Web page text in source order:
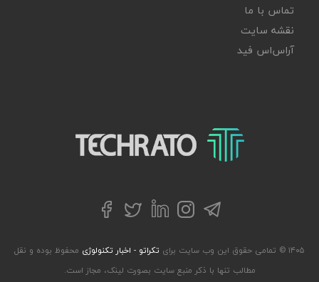
تماس با ما
نقشه سایت
آر‌اس‌اس فید
تکراتو – زندگی با تکنولوژی
تلگراماینستاگرام
لینکداینتوییترفیسبوک
۱۴۰۵ © تمامی حقوق این وب سایت برای تکراتو - اخبار تکنولوژی محفوظ بوده و نقل
مطالب تنها با ذکر منبع سایت بصورت لینک، مجاز است.